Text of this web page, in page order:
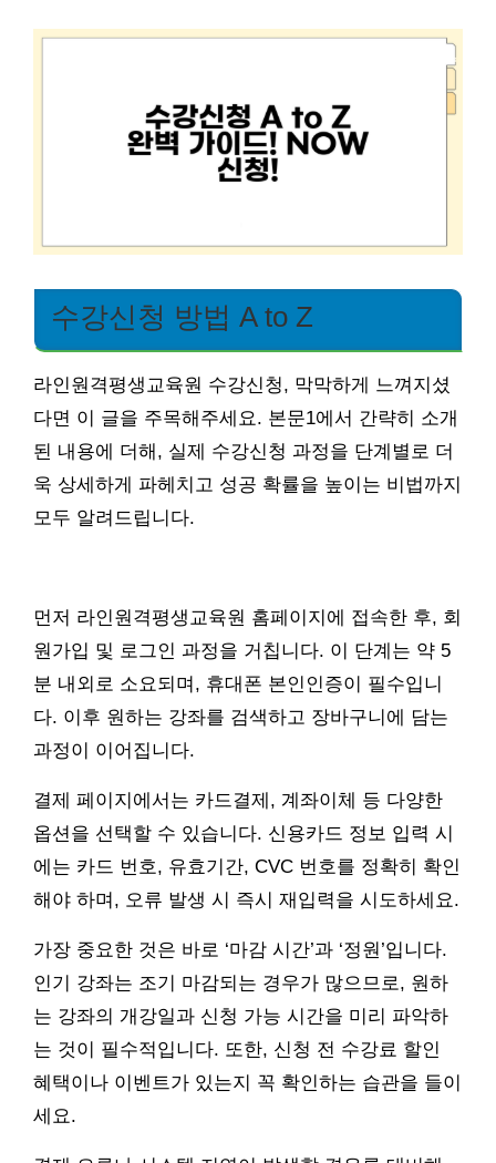
수강신청 방법 A to Z
라인원격평생교육원 수강신청, 막막하게 느껴지셨
다면 이 글을 주목해주세요. 본문1에서 간략히 소개
된 내용에 더해, 실제 수강신청 과정을 단계별로 더
욱 상세하게 파헤치고 성공 확률을 높이는 비법까지
모두 알려드립니다.
먼저 라인원격평생교육원 홈페이지에 접속한 후, 회
원가입 및 로그인 과정을 거칩니다. 이 단계는 약 5
분 내외로 소요되며, 휴대폰 본인인증이 필수입니
다. 이후 원하는 강좌를 검색하고 장바구니에 담는
과정이 이어집니다.
결제 페이지에서는 카드결제, 계좌이체 등 다양한
옵션을 선택할 수 있습니다. 신용카드 정보 입력 시
에는 카드 번호, 유효기간, CVC 번호를 정확히 확인
해야 하며, 오류 발생 시 즉시 재입력을 시도하세요.
가장 중요한 것은 바로 ‘마감 시간’과 ‘정원’입니다.
인기 강좌는 조기 마감되는 경우가 많으므로, 원하
는 강좌의 개강일과 신청 가능 시간을 미리 파악하
는 것이 필수적입니다. 또한, 신청 전 수강료 할인
혜택이나 이벤트가 있는지 꼭 확인하는 습관을 들이
세요.